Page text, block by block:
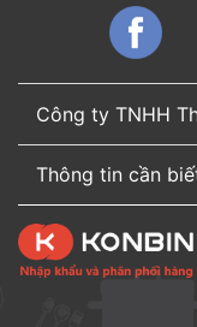
Công ty TNHH
Thông tin cần